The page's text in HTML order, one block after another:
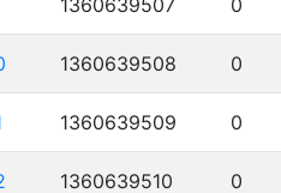
1360639508 0
1360639509 0
1360639510 0